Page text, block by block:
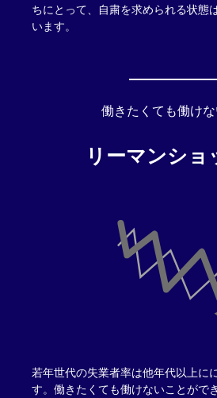
ちにとって、自粛を求められる状態
います。
働きたくても働け
リーマンショ
若年世代の失業者率は他年代以上に
す。働きたくても働けないことがで